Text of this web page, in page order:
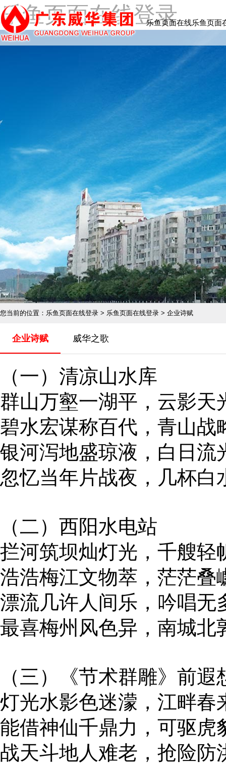
乐鱼页面在线登录
乐鱼页面在线
登录-乐鱼(中
在线登录
乐鱼页面
国) 概
您当前的位置： 乐鱼页面在线登录 > 乐鱼页面在线登录 > 企业诗赋
企业诗赋 威华之歌
（一）清凉山水库
群山万壑一湖平，云影天
碧水宏谋称百代，青山战
银河泻地盛琼液，白日流
忽忆当年片战夜，几杯白
（二）西阳水电站
拦河筑坝灿灯光，千艘轻
浩浩梅江文物萃，茫茫叠
漂流几许人间乐，吟唱无
最喜梅州风色异，南城北
（三）《节术群雕》前遐
灯光水影色迷濛，江畔春
能借神仙千鼎力，可驱虎
战天斗地人难老，抢险防